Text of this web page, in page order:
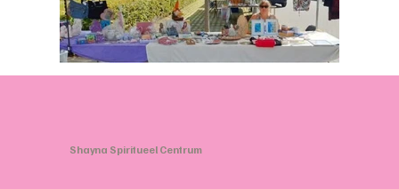
Shayna Spiritueel Centrum